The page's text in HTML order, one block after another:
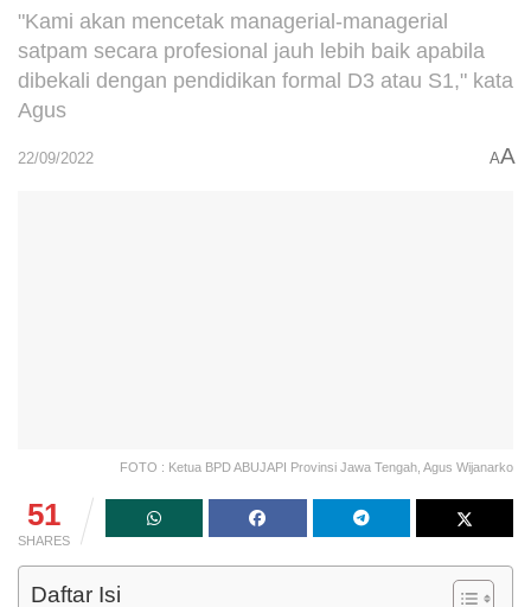
"Kami akan mencetak managerial-managerial
satpam secara profesional jauh lebih baik apabila
dibekali dengan pendidikan formal D3 atau S1," kata
Agus
22/09/2022 AA
FOTO : Ketua BPD ABUJAPI Provinsi Jawa Tengah, Agus Wijanarko
51
SHARES
Daftar Isi